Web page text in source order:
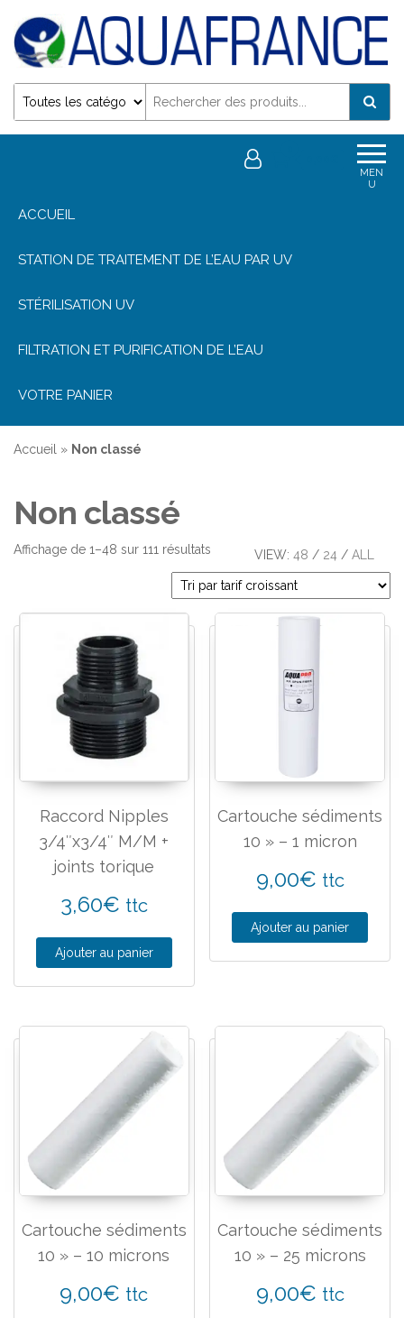
Désinfection Uv de l'eau | Filtration et Potabilisation
MEN
U
ACCUEIL
STATION DE TRAITEMENT DE L’EAU PAR UV
STÉRILISATION UV
FILTRATION ET PURIFICATION DE L’EAU
VOTRE PANIER
Accueil » Non classé
Non classé
VIEW: 48 / 24 / ALL
Affichage de 1–48 sur 111 résultats
Raccord Nipples
3/4″x3/4″ M/M +
joints torique
3,60€ ttc
Ajouter au panier
Cartouche sédiments
10 » – 1 micron
9,00€ ttc
Ajouter au panier
Cartouche sédiments
10 » – 10 microns
9,00€ ttc
Cartouche sédiments
10 » – 25 microns
9,00€ ttc